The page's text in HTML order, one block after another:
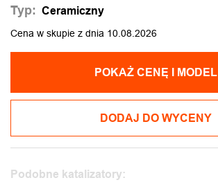
Typ: Ceramiczny
Cena w skupie z dnia 10.08.2026
POKAŻ CENĘ I MODEL
DODAJ DO WYCENY
Podobne katalizatory: